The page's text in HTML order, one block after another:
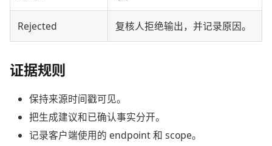
Rejected 复核人拒绝输出，并记录原因。
证据规则
保持来源时间戳可见。
把生成建议和已确认事实分开。
记录客户端使用的 endpoint 和 scope。